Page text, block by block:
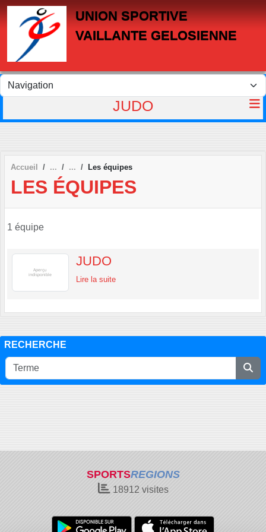
UNION SPORTIVE
VAILLANTE GELOSIENNE
JUDO
Accueil Les équipes
LES ÉQUIPES
1 équipe
JUDO
Lire la suite
RECHERCHE
SPORTSREGIONS
18912 visites
Panneau de gestion des cookies